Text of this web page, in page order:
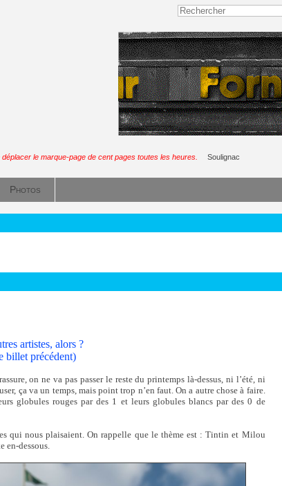
le marque-page de cent pages toutes les heures. Soulignac
Photos
artistes, alors ?
billet précédent)
on ne va pas passer le reste du printemps là-dessus, ni l’été, ni
ça va un temps, mais point trop n’en faut. On a autre chose à faire.
globules rouges par des 1 et leurs globules blancs par des 0 de
qui nous plaisaient. On rappelle que le thème est : Tintin et Milou
en-dessous.